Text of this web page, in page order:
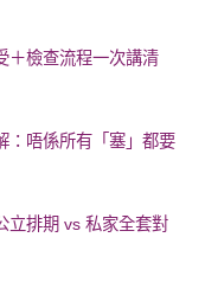
＋檢查流程一次講清
：唔係所有「塞」都要
立排期 vs 私家全套對